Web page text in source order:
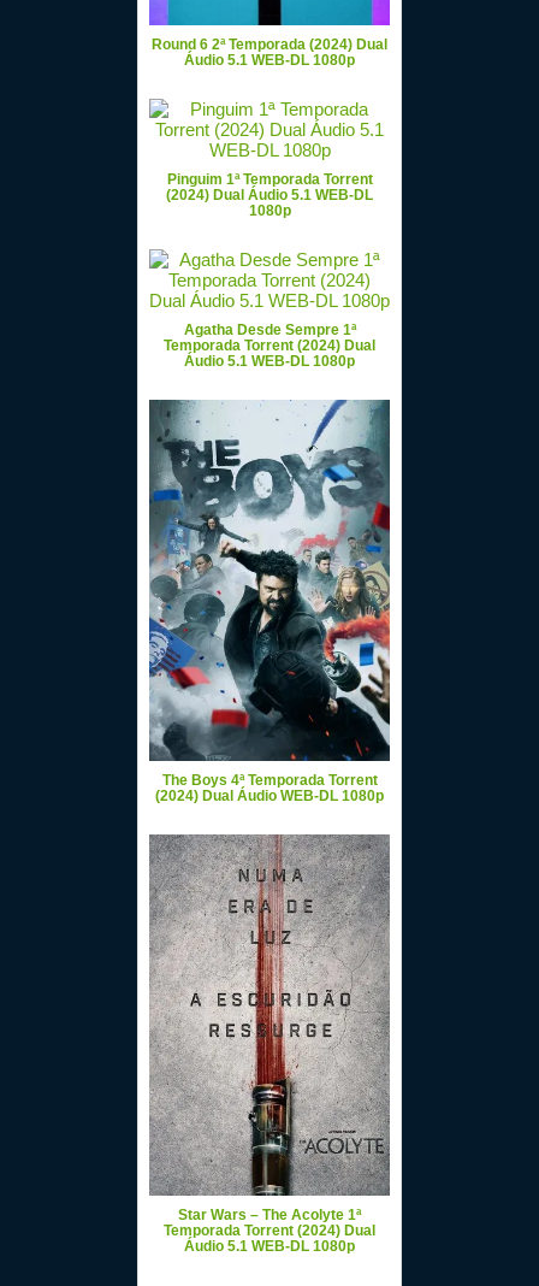
Round 6 2ª Temporada (2024) Dual
Áudio 5.1 WEB-DL 1080p
Pinguim 1ª Temporada Torrent
(2024) Dual Áudio 5.1 WEB-DL
1080p
Agatha Desde Sempre 1ª
Temporada Torrent (2024) Dual
Áudio 5.1 WEB-DL 1080p
The Boys 4ª Temporada Torrent
(2024) Dual Áudio WEB-DL 1080p
Star Wars – The Acolyte 1ª
Temporada Torrent (2024) Dual
Áudio 5.1 WEB-DL 1080p